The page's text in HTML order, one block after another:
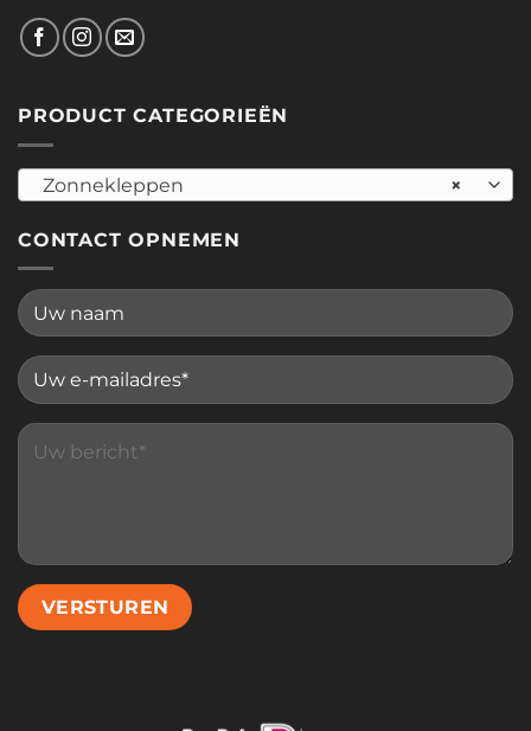
PRODUCT CATEGORIEËN
×
Zonnekleppen
CONTACT OPNEMEN
Please leave this field empty.